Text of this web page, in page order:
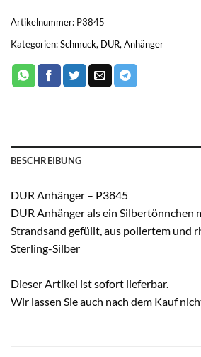
Artikelnummer: P3845
Kategorien:Schmuck, DUR,Anhänger
BESCHREIBUNG
DUR Anhänger – P3845
DUR Anhänger als ein Silbertönnchen
Strandsand gefüllt, aus poliertem und
Sterling-Silber
Dieser Artikel ist sofort lieferbar.
Wir lassen Sie auch nach dem Kauf